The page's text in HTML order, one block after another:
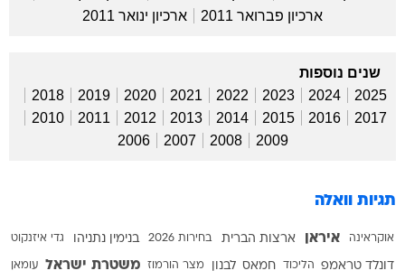
ארכיון פברואר 2011
ארכיון ינואר 2011
שנים נוספות
2025
2024
2023
2022
2021
2020
2019
2018
2017
2016
2015
2014
2013
2012
2011
2010
2009
2008
2007
2006
תגיות וואלה
אוקראינה איראן ארצות הברית בחירות 2026 בנימין נתניהו גדי איזנקוט
דונלד טראמפ הליכוד חמאס לבנון מצר הורמוז משטרת ישראל עומאן